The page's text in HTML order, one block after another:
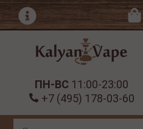
ПН-ВС 11:00-23:00
+7 (495) 178-03-60